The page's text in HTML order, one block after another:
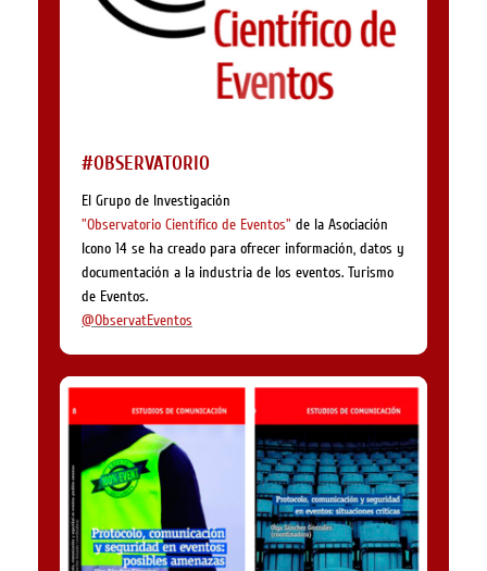
#OBSERVATORIO
El Grupo de Investigación
"Observatorio Científico de Eventos" de la Asociación
Icono 14 se ha creado para ofrecer información, datos y
documentación a la industria de los eventos. Turismo
de Eventos.
@ObservatEventos